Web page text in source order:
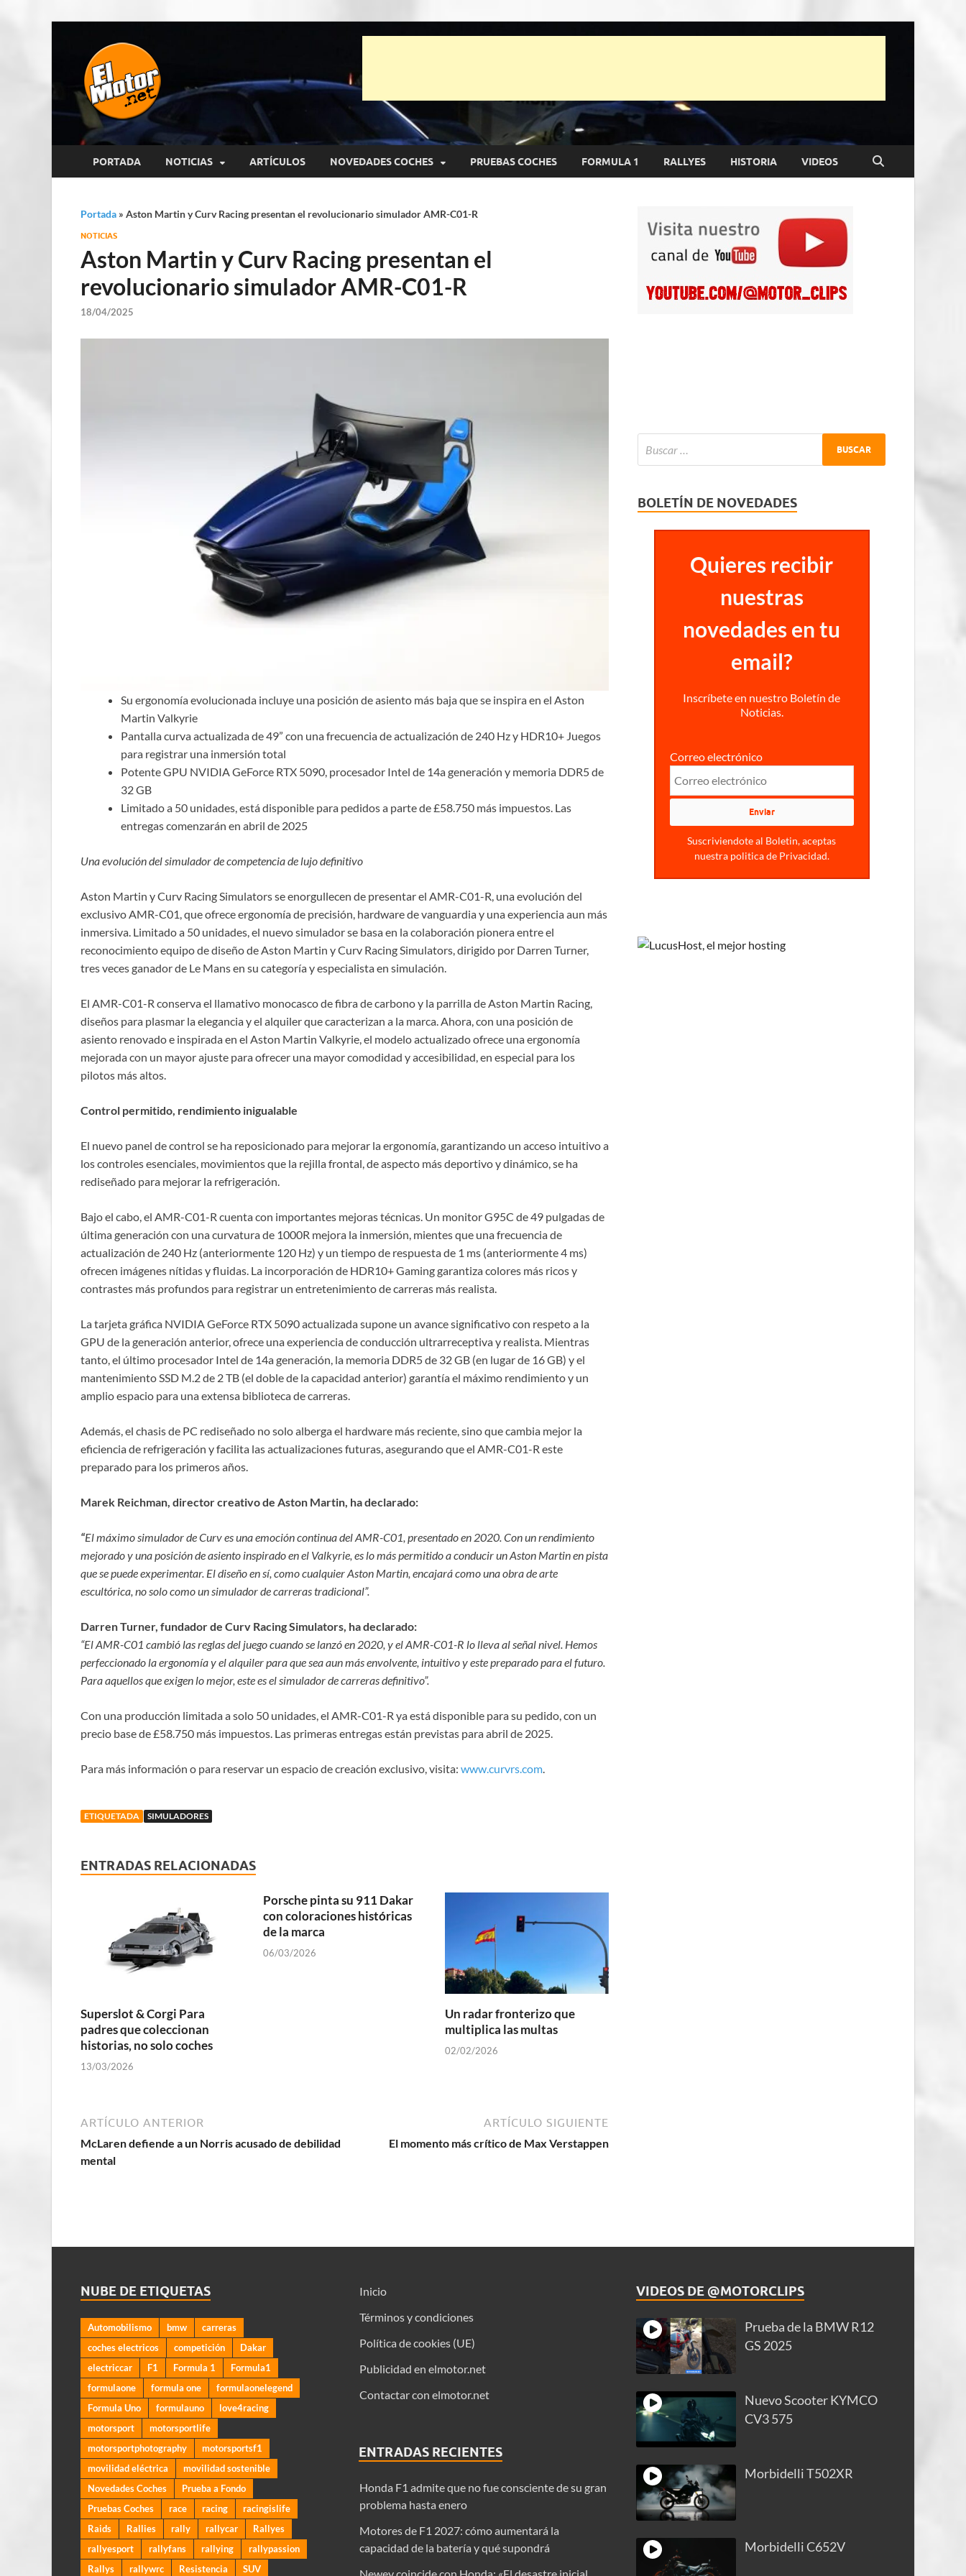
El Motor punto Net
PORTADA NOTICIAS ARTÍCULOS NOVEDADES COCHES PRUEBAS COCHES FORMULA 1 RALLYES HISTORIA VIDEOS
Portada » Aston Martin y Curv Racing presentan el revolucionario simulador AMR-C01-R
NOTICIAS
Aston Martin y Curv Racing presentan el
revolucionario simulador AMR-C01-R
18/04/2025
Su ergonomía evolucionada incluye una posición de asiento más baja que se inspira en el Aston
Martin Valkyrie
Pantalla curva actualizada de 49” con una frecuencia de actualización de 240 Hz y HDR10+ Juegos
para registrar una inmersión total
Potente GPU NVIDIA GeForce RTX 5090, procesador Intel de 14a generación y memoria DDR5 de
32 GB
Limitado a 50 unidades, está disponible para pedidos a parte de £58.750 más impuestos. Las
entregas comenzarán en abril de 2025
Una evolución del simulador de competencia de lujo definitivo
Aston Martin y Curv Racing Simulators se enorgullecen de presentar el AMR-C01-R, una evolución del
exclusivo AMR-C01, que ofrece ergonomía de precisión, hardware de vanguardia y una experiencia aun más
inmersiva. Limitado a 50 unidades, el nuevo simulador se basa en la colaboración pionera entre el
reconocimiento equipo de diseño de Aston Martin y Curv Racing Simulators, dirigido por Darren Turner,
tres veces ganador de Le Mans en su categoría y especialista en simulación.
El AMR-C01-R conserva el llamativo monocasco de fibra de carbono y la parrilla de Aston Martin Racing,
diseños para plasmar la elegancia y el alquiler que caracterizan a la marca. Ahora, con una posición de
asiento renovado e inspirada en el Aston Martin Valkyrie, el modelo actualizado ofrece una ergonomía
mejorada con un mayor ajuste para ofrecer una mayor comodidad y accesibilidad, en especial para los
pilotos más altos.
Control permitido, rendimiento inigualable
El nuevo panel de control se ha reposicionado para mejorar la ergonomía, garantizando un acceso intuitivo a
los controles esenciales, movimientos que la rejilla frontal, de aspecto más deportivo y dinámico, se ha
rediseñado para mejorar la refrigeración.
Bajo el cabo, el AMR-C01-R cuenta con importantes mejoras técnicas. Un monitor G95C de 49 pulgadas de
última generación con una curvatura de 1000R mejora la inmersión, mientes que una frecuencia de
actualización de 240 Hz (anteriormente 120 Hz) y un tiempo de respuesta de 1 ms (anteriormente 4 ms)
ofrecen imágenes nítidas y fluidas. La incorporación de HDR10+ Gaming garantiza colores más ricos y
contrastes más profundos para registrar un entretenimiento de carreras más realista.
La tarjeta gráfica NVIDIA GeForce RTX 5090 actualizada supone un avance significativo con respeto a la
GPU de la generación anterior, ofrece una experiencia de conducción ultrarreceptiva y realista. Mientras
tanto, el último procesador Intel de 14a generación, la memoria DDR5 de 32 GB (en lugar de 16 GB) y el
mantenimiento SSD M.2 de 2 TB (el doble de la capacidad anterior) garantía el máximo rendimiento y un
amplio espacio para una extensa biblioteca de carreras.
Además, el chasis de PC rediseñado no solo alberga el hardware más reciente, sino que cambia mejor la
eficiencia de refrigeración y facilita las actualizaciones futuras, asegurando que el AMR-C01-R este
preparado para los primeros años.
Marek Reichman, director creativo de Aston Martin, ha declarado:
“El máximo simulador de Curv es una emoción continua del AMR-C01, presentado en 2020. Con un rendimiento
mejorado y una posición de asiento inspirado en el Valkyrie, es lo más permitido a conducir un Aston Martin en pista
que se puede experimentar. El diseño en sí, como cualquier Aston Martin, encajará como una obra de arte
escultórica, no solo como un simulador de carreras tradicional”.
Darren Turner, fundador de Curv Racing Simulators, ha declarado:
“El AMR-C01 cambió las reglas del juego cuando se lanzó en 2020, y el AMR-C01-R lo lleva al señal nivel. Hemos
perfeccionado la ergonomía y el alquiler para que sea aun más envolvente, intuitivo y este preparado para el futuro.
Para aquellos que exigen lo mejor, este es el simulador de carreras definitivo”.
Con una producción limitada a solo 50 unidades, el AMR-C01-R ya está disponible para su pedido, con un
precio base de £58.750 más impuestos. Las primeras entregas están previstas para abril de 2025.
Para más información o para reservar un espacio de creación exclusivo, visita: www.curvrs.com.
ETIQUETADA SIMULADORES
ENTRADAS RELACIONADAS
Superslot & Corgi Para
padres que coleccionan
historias, no solo coches
13/03/2026
Porsche pinta su 911 Dakar
con coloraciones históricas
de la marca
06/03/2026
Un radar fronterizo que
multiplica las multas
02/02/2026
ARTÍCULO ANTERIOR
McLaren defiende a un Norris acusado de debilidad
mental
ARTÍCULO SIGUIENTE
El momento más crítico de Max Verstappen
BOLETÍN DE NOVEDADES
Quieres recibir
nuestras
novedades en tu
email?
Inscríbete en nuestro Boletín de
Noticias.
Correo electrónico
Suscriviendote al Boletin, aceptas
nuestra politica de Privacidad.
NUBE DE ETIQUETAS
Automobilismo bmw
carreras
coches electricos
competición
Dakar
electriccar
F1 Formula 1
Formula1
formulaone
formula one
formulaonelegend
Formula Uno
formulauno
love4racing
motorsport
motorsportlife
motorsportphotography
motorsportsf1
movilidad eléctrica
movilidad sostenible
Novedades Coches
Prueba a Fondo
Pruebas Coches
race racing
racingislife
Raids
Rallies rally rallycar
Rallyes
rallyesport
rallyfans rallying
rallypassion
Rallys
rallywrc Resistencia SUV
Inicio
Términos y condiciones
Política de cookies (UE)
Publicidad en elmotor.net
Contactar con elmotor.net
ENTRADAS RECIENTES
Honda F1 admite que no fue consciente de su gran
problema hasta enero
Motores de F1 2027: cómo aumentará la
capacidad de la batería y qué supondrá
Newey coincide con Honda: «El desastre inicial
VIDEOS DE @MOTORCLIPS
Prueba de la BMW R12
GS 2025
Nuevo Scooter KYMCO
CV3 575
Morbidelli T502XR
Morbidelli C652V